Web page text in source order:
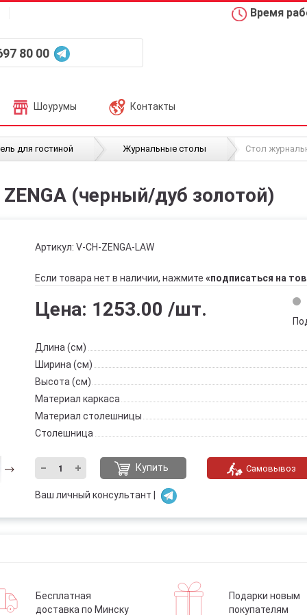
Время
80 00
Шоурумы Контакты
для гостиной / Журнальные столы / Стол
(черный/дуб золотой)
Артикул: V-CH-ZENGA-LAW
Если товара нет в наличии, нажмите «подписаться на
Цена: 1253.00 /шт.
Длина (см)
Ширина (см)
Высота (см)
Материал каркаса
Материал столешницы
Столешница
Купить Самовывоз
Ваш личный консультант |
Бесплатная
доставка по Минску
Подарки новым
покупателям